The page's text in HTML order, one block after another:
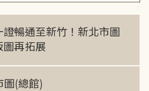
證暢通至新竹！新北市圖
圖再拓展
圖(總館)